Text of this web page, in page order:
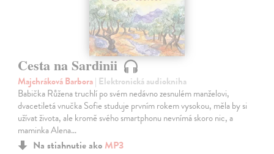
Cesta na Sardinii
Majchráková Barbora| Elektronická audiokniha
Babička Růžena truchlí po svém nedávno zesnulém manželovi,
dvacetiletá vnučka Sofie studuje prvním rokem vysokou, měla by si
užívat života, ale kromě svého smartphonu nevnímá skoro nic, a
maminka Alena…
Na stiahnutie ako MP3